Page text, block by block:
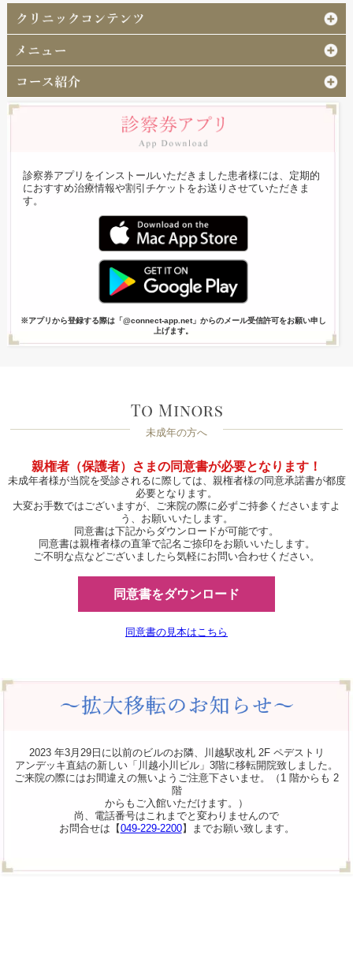
診察券アプリをインストールいただきました患者様には、定期的
におすすめ治療情報や割引チケットをお送りさせていただきま
す。
※アプリから登録する際は「@connect-app.net」からのメール受信許可をお願い申し
上げます。
未成年の方へ
親権者（保護者）さまの同意書が必要となります！
未成年者様が当院を受診されるに際しては、親権者様の同意承諾書が都度
必要となります。
大変お手数ではございますが、ご来院の際に必ずご持参くださいますよ
う、お願いいたします。
同意書は下記からダウンロードが可能です。
同意書は親権者様の直筆で記名ご捺印をお願いいたします。
ご不明な点などございましたら気軽にお問い合わせください。
同意書をダウンロード
同意書の見本はこちら
2023 年3月29日に以前のビルのお隣、川越駅改札 2F ペデストリ
アンデッキ直結の新しい「川越小川ビル」3階に移転開院致しました。
ご来院の際にはお間違えの無いようご注意下さいませ。（1 階からも 2
階
からもご入館いただけます。）
尚、電話番号はこれまでと変わりませんので
お問合せは【049-229-2200】までお願い致します。